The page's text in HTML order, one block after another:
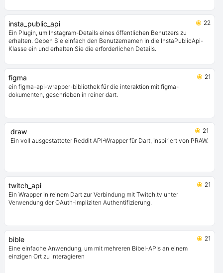
insta_public_api
22
Ein Plugin, um Instagram-Details eines öffentlichen Benutzers zu
erhalten. Geben Sie einfach den Benutzernamen in die InstaPublicApi-
Klasse ein und erhalten Sie die erforderlichen Details.
figma
21
ein figma-api-wrapper-bibliothek für die interaktion mit figma-
dokumenten, geschrieben in reiner dart.
draw
21
Ein voll ausgestatteter Reddit API-Wrapper für Dart, inspiriert von PRAW.
twitch_api
21
Ein Wrapper in reinem Dart zur Verbindung mit Twitch.tv unter
Verwendung der OAuth-impliziten Authentifizierung.
bible
21
Eine einfache Anwendung, um mit mehreren Bibel-APIs an einem
einzigen Ort zu interagieren